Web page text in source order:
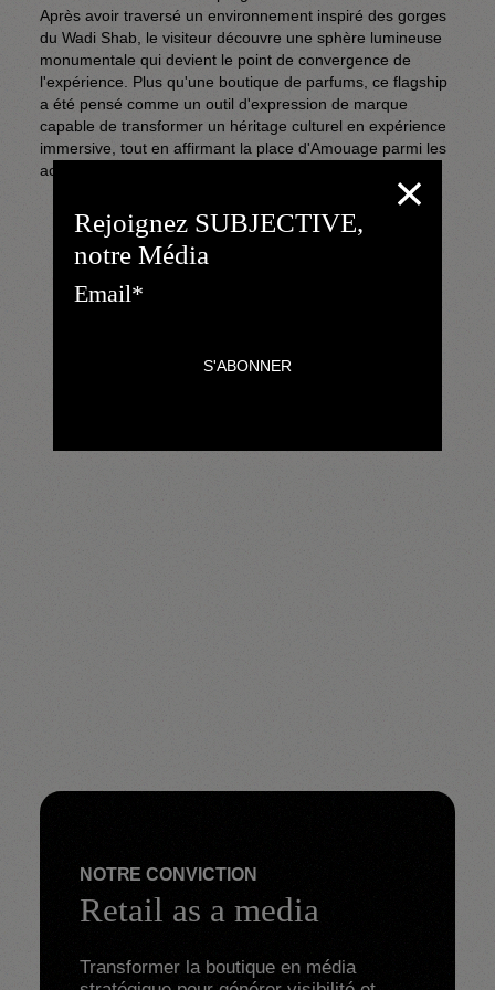
Rejoignez SUBJECTIVE,
notre Média
Après avoir traversé un environnement inspiré des gorges
du Wadi Shab, le visiteur découvre une sphère lumineuse
monumentale qui devient le point de convergence de
l'expérience. Plus qu'une boutique de parfums, ce flagship
a été pensé comme un outil d'expression de marque
capable de transformer un héritage culturel en expérience
immersive, tout en affirmant la place d'Amouage parmi les
acteurs majeurs de la haute parfumerie internationale.
NOTRE CONVICTION
Retail as a media
Transformer la boutique en média